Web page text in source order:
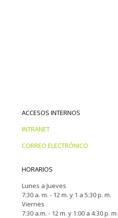
ACCESOS INTERNOS
INTRANET
CORREO ELECTRÓNICO
HORARIOS
Lunes a Jueves
7:30 a. m. - 12 m. y 1 a 5:30 p. m.
Viernes
7:30 a.m. - 12 m. y 1:00 a 4:30 p. m.